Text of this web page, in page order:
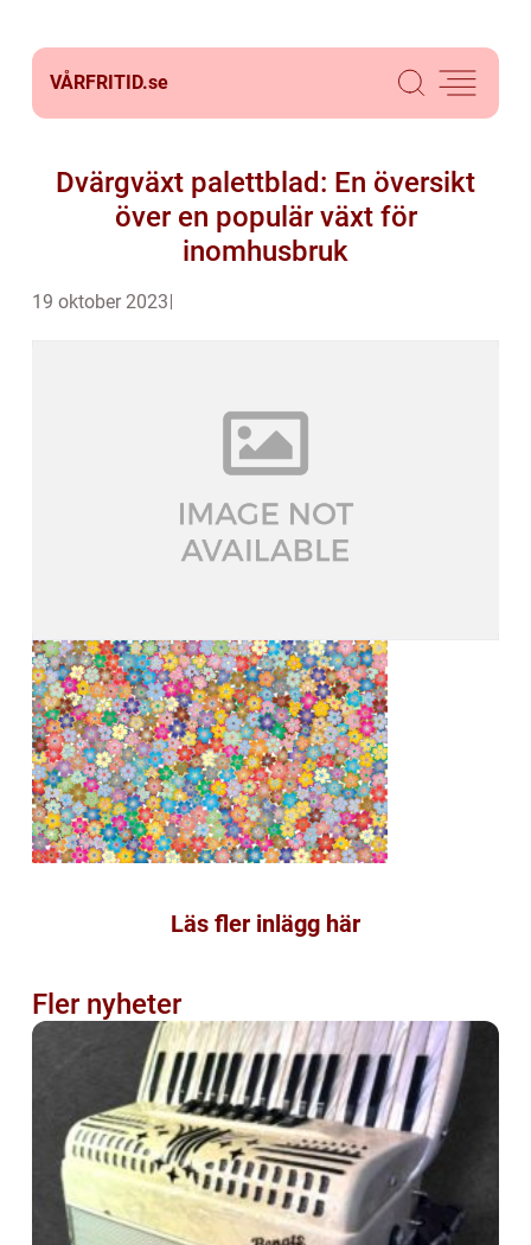
VÅRFRITID.se
Dvärgväxt palettblad: En översikt
över en populär växt för
inomhusbruk
19 oktober 2023
Läs fler inlägg här
Fler nyheter